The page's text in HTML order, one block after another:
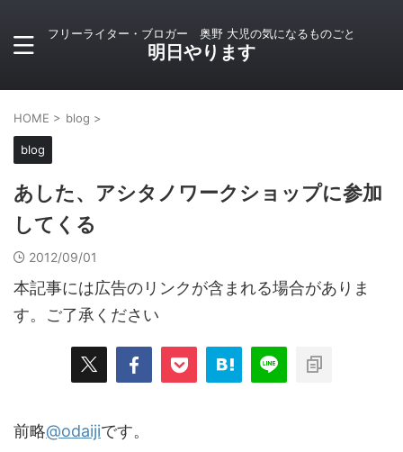
フリーライター・ブロガー 奥野 大児の気になるものごと
明日やります
HOME > blog >
blog
あした、アシタノワークショップに参加
してくる
2012/09/01
本記事には広告のリンクが含まれる場合がありま
す。ご了承ください
前略@odaijiです。